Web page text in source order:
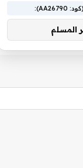
المسلم